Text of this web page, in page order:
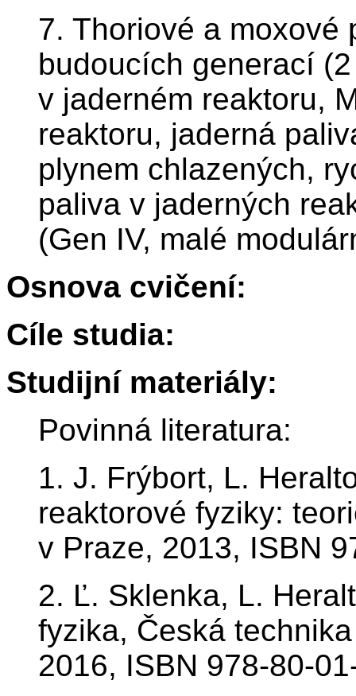
7. Thoriové a moxové
budoucích generací
v jaderném reaktoru,
reaktoru, jaderná
plynem chlazených,
paliva v jaderných
(Gen IV, malé
Osnova cvičení:
Cíle studia:
Studijní materiály:
Povinná literatura:
1. J. Frýbort, L.
reaktorové fyziky:
v Praze, 2013, ISBN
2. Ľ. Sklenka, L.
fyzika, Česká
2016, ISBN 978-80-